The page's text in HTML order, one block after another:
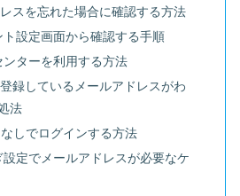
スを忘れた場合に確認する方法
設定画面から確認する手順
ターを利用する方法
録しているメールアドレスがわ
法
しでログインする方法
定でメールアドレスが必要なケ